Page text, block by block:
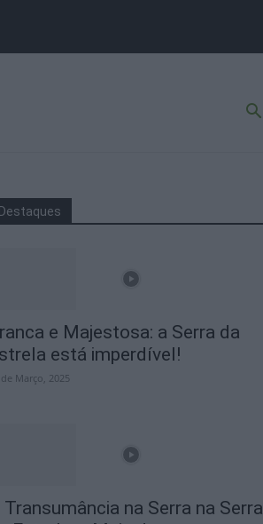
e Majestosa: a Serra da
está imperdível!
Março, 2025
Transumância na Serra na Serra